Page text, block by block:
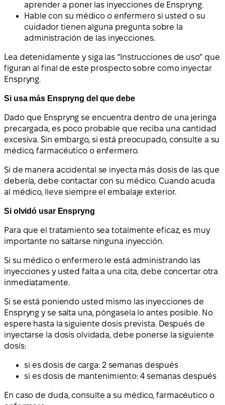
aprender a poner las inyecciones de Enspryng.
Hable con su médico o enfermero si usted o su
cuidador tienen alguna pregunta sobre la
administración de las inyecciones.
Lea detenidamente y siga las “Instrucciones de uso” que
figuran al final de este prospecto sobre como inyectar
Enspryng.
Si usa más Enspryng del que debe
Dado que Enspryng se encuentra dentro de una jeringa
precargada, es poco probable que reciba una cantidad
excesiva. Sin embargo, si está preocupado, consulte a su
médico, farmacéutico o enfermero.
Si de manera accidental se inyecta más dosis de las que
debería, debe contactar con su médico. Cuando acuda
al médico, lleve siempre el embalaje exterior.
Si olvidó usar Enspryng
Para que el tratamiento sea totalmente eficaz, es muy
importante no saltarse ninguna inyección.
Si su médico o enfermero le está administrando las
inyecciones y usted falta a una cita, debe concertar otra
inmediatamente.
Si se está poniendo usted mismo las inyecciones de
Enspryng y se salta una, póngasela lo antes posible. No
espere hasta la siguiente dosis prevista. Después de
inyectarse la dosis olvidada, debe ponerse la siguiente
dosis:
si es dosis de carga: 2 semanas después
si es dosis de mantenimiento: 4 semanas después
En caso de duda, consulte a su médico, farmacéutico o